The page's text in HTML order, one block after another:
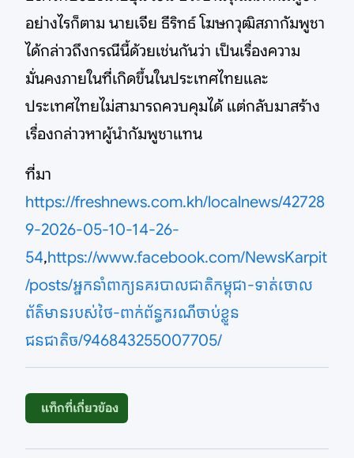
อย่างไรก็ตาม นายเจีย ธีริทธ์ โฆษกวุฒิสภากัมพูชา
ได้กล่าวถึงกรณีนี้ด้วยเช่นกันว่า เป็นเรื่องความ
มั่นคงภายในที่เกิดขึ้นในประเทศไทยและ
ประเทศไทยไม่สามารถควบคุมได้ แต่กลับมาสร้าง
เรื่องกล่าวหาผู้นำกัมพูชาแทน
ที่มา
https://freshnews.com.kh/localnews/42728
9-2026-05-10-14-26-
54,https://www.facebook.com/NewsKarpit
/posts/អ្នកនាំពាក្យនគរបាលជាតិកម្ពុជា-ទាត់ចោល
ព័ត៌មានរបស់ថៃ-ពាក់ព័ន្ធករណីចាប់ខ្លួន
ជនជាតិច/946843255007705/
แท็กที่เกี่ยวข้อง